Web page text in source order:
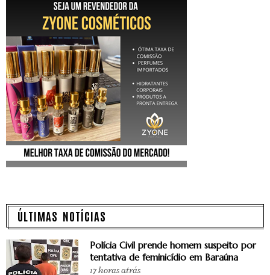
ÚLTIMAS NOTÍCIAS
Polícia Civil prende homem suspeito por
tentativa de feminicídio em Baraúna
17 horas atrás